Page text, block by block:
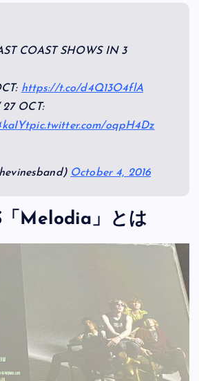
COAST SHOWS IN 3
https://t.co/d4Q13O4flA
OCT:
pic.twitter.com/oqpH4Dz
October 4, 2016
Melodia」とは